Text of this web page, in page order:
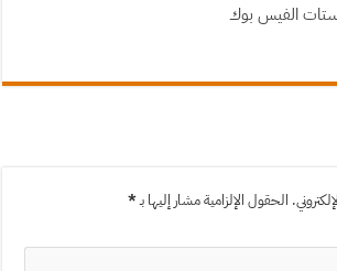
الفيس بوك
الحقول الإلزامية مشار إليها بـ*